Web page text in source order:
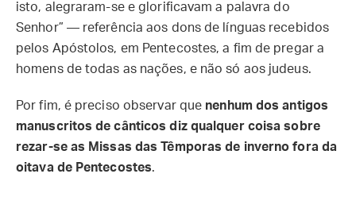
isto, alegraram-se e glorificavam a palavra do
Senhor” — referência aos dons de línguas recebidos
pelos Apóstolos, em Pentecostes, a fim de pregar a
homens de todas as nações, e não só aos judeus.
Por fim, é preciso observar que nenhum dos antigos
manuscritos de cânticos diz qualquer coisa sobre
rezar-se as Missas das Têmporas de inverno fora da
oitava de Pentecostes.